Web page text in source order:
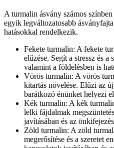
A turmalin ásvány számos
egyik legváltozatosabb
hatásokkal rendelkezik.
Fekete turmalin: A fekete
elűzése. Segít a stressz és a
valamint a földelésben is
Vörös turmalin: A vörös
kitartás növelése. Elűzi az
barátkozó énünket helyezi
Kék turmalin: A kék
lelki fájdalmak
javításában és az
Zöld turmalin: A zöld
megerősítése és a szeretet